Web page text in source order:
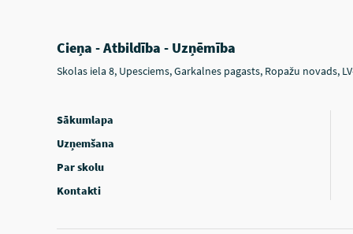
Cieņa - Atbildība - Uzņēmība
Skolas iela 8, Upesciems, Garkalnes pagasts, Ropažu novads,
Sākumlapa
Uzņemšana
Par skolu
Kontakti